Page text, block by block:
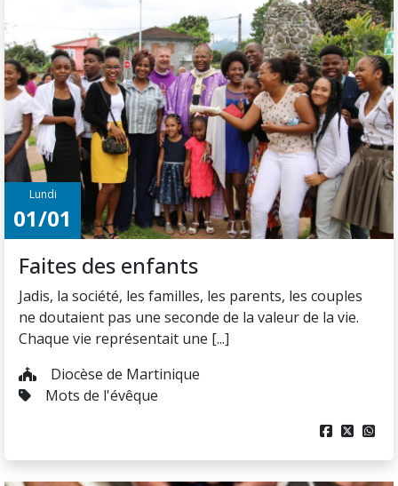
Lundi
01/01
Faites des enfants
Jadis, la société, les familles, les parents, les couples
ne doutaient pas une seconde de la valeur de la vie.
Chaque vie représentait une [...]
Diocèse de Martinique
Mots de l'évêque
  